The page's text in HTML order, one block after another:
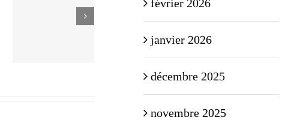
février 2026
janvier 2026
décembre 2025
novembre 2025